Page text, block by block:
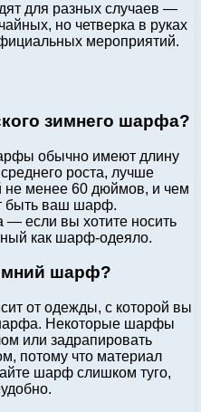
для разных случаев —
но четверка в руках
мероприятий.
зимнего шарфа?
обычно имеют длину
роста, лучше
не менее 60 дюймов, и чем
быть ваш шарф.
— если вы хотите носить
как шарф-одеяло.
шарф?
от одежды, с которой вы
Некоторые шарфы
или задрапировать
потому что материал
шарф слишком туго,